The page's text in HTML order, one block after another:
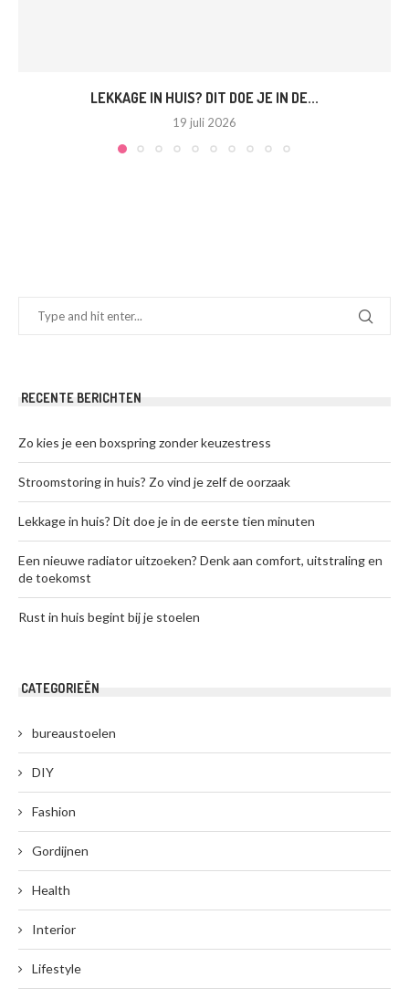
LEKKAGE IN HUIS? DIT DOE JE IN DE...
19 juli 2026
RECENTE BERICHTEN
Zo kies je een boxspring zonder keuzestress
Stroomstoring in huis? Zo vind je zelf de oorzaak
Lekkage in huis? Dit doe je in de eerste tien minuten
Een nieuwe radiator uitzoeken? Denk aan comfort, uitstraling en
de toekomst
Rust in huis begint bij je stoelen
CATEGORIEËN
bureaustoelen
DIY
Fashion
Gordijnen
Health
Interior
Lifestyle